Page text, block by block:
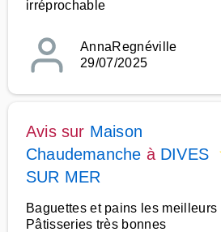
irréprochable
AnnaRegnéville
29/07/2025
Avis sur Maison
Chaudemanche à DIVES
SUR MER
Baguettes et pains les meilleurs
Pâtisseries très bonnes